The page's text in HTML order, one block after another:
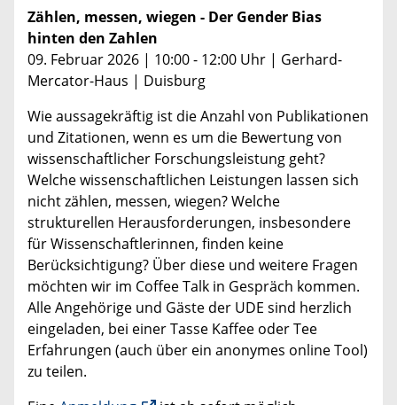
Zählen, messen, wiegen - Der Gender Bias
hinten den Zahlen
09. Februar 2026 | 10:00 - 12:00 Uhr | Gerhard-
Mercator-Haus | Duisburg
Wie aussagekräftig ist die Anzahl von Publikationen
und Zitationen, wenn es um die Bewertung von
wissenschaftlicher Forschungsleistung geht?
Welche wissenschaftlichen Leistungen lassen sich
nicht zählen, messen, wiegen? Welche
strukturellen Herausforderungen, insbesondere
für Wissenschaftlerinnen, finden keine
Berücksichtigung? Über diese und weitere Fragen
möchten wir im Coffee Talk in Gespräch kommen.
Alle Angehörige und Gäste der UDE sind herzlich
eingeladen, bei einer Tasse Kaffee oder Tee
Erfahrungen (auch über ein anonymes online Tool)
zu teilen.